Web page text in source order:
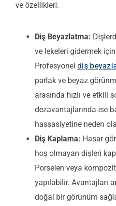
ve özellikleri:
Diş Beyazlatma:
ve lekeleri gidermek için
Profesyonel diş
parlak ve beyaz
arasında hızlı ve etkili
dezavantajlarında ise
hassasiyetine neden
Diş Kaplama: Hasar
hoş olmayan dişleri
Porselen veya
yapılabilir. Avantajları
doğal bir görünüm